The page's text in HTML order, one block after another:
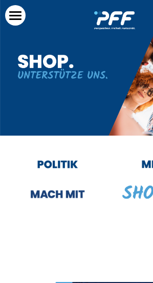
Politik
Menschen
SHOPKATEGORIEN
Alle Kategorien
BLOG KATEGORIEN
Pressemitteilungen
Archiv